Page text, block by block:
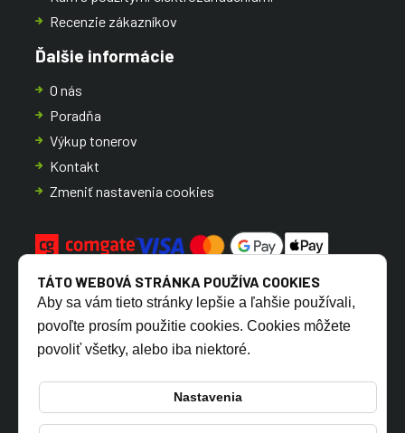
Recenzie zákazníkov
Ďalšie informácie
O nás
Poradňa
Výkup tonerov
Kontakt
Zmeniť nastavenia cookies
CZ SK
TÁTO WEBOVÁ STRÁNKA POUŽÍVA COOKIES
Aby sa vám tieto stránky lepšie a ľahšie používali,
povoľte prosím použitie cookies. Cookies môžete
povoliť všetky, alebo iba niektoré.
Nastavenia